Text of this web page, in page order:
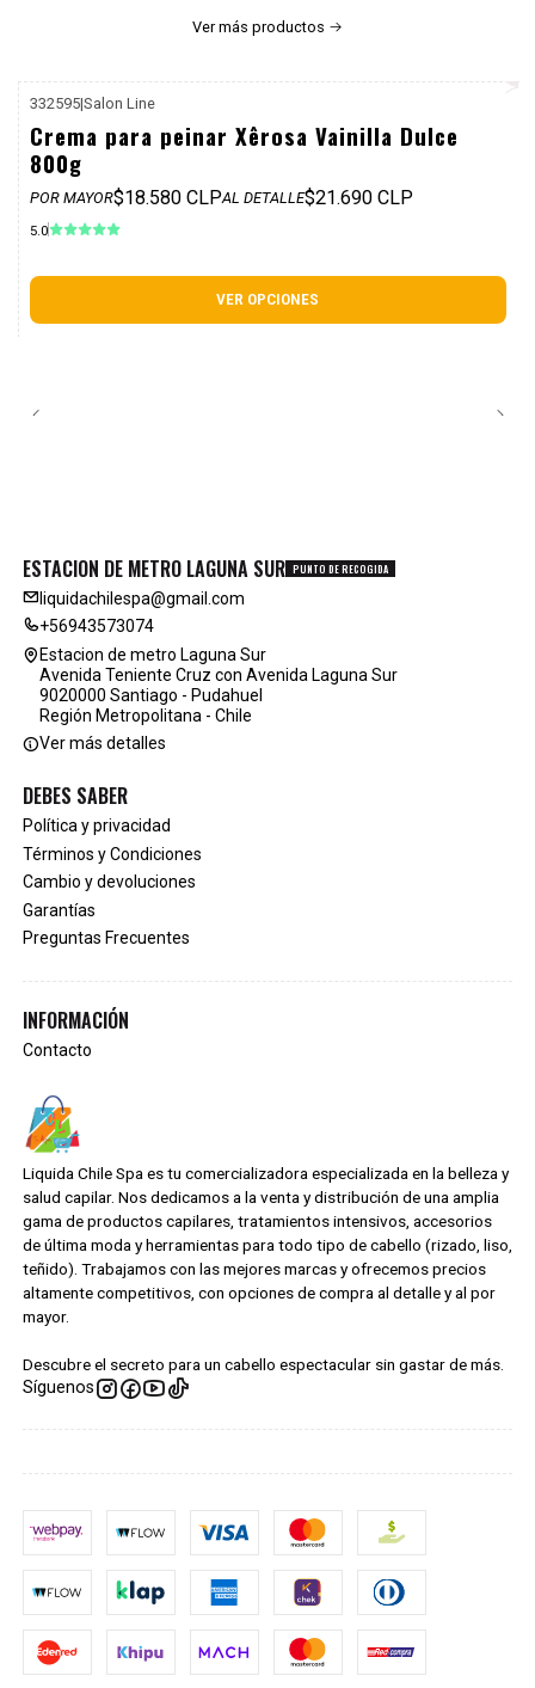
Ver más productos
332595|Salon Line
Crema para peinar Xêrosa Vainilla Dulce
800g
POR MAYOR$18.580 CLPAL DETALLE$21.690 CLP
5.0
VER OPCIONES
ESTACION DE METRO LAGUNA SUR PUNTO DE RECOGIDA
liquidachilespa@gmail.com
+56943573074
Estacion de metro Laguna Sur
Avenida Teniente Cruz con Avenida Laguna Sur
9020000 Santiago - Pudahuel
Región Metropolitana - Chile
Ver más detalles
DEBES SABER
Política y privacidad
Términos y Condiciones
Cambio y devoluciones
Garantías
Preguntas Frecuentes
INFORMACIÓN
Contacto
Liquida Chile Spa es tu comercializadora especializada en la belleza y
salud capilar. Nos dedicamos a la venta y distribución de una amplia
gama de productos capilares, tratamientos intensivos, accesorios
de última moda y herramientas para todo tipo de cabello (rizado, liso,
teñido). Trabajamos con las mejores marcas y ofrecemos precios
altamente competitivos, con opciones de compra al detalle y al por
mayor.
Descubre el secreto para un cabello espectacular sin gastar de más.
Síguenos